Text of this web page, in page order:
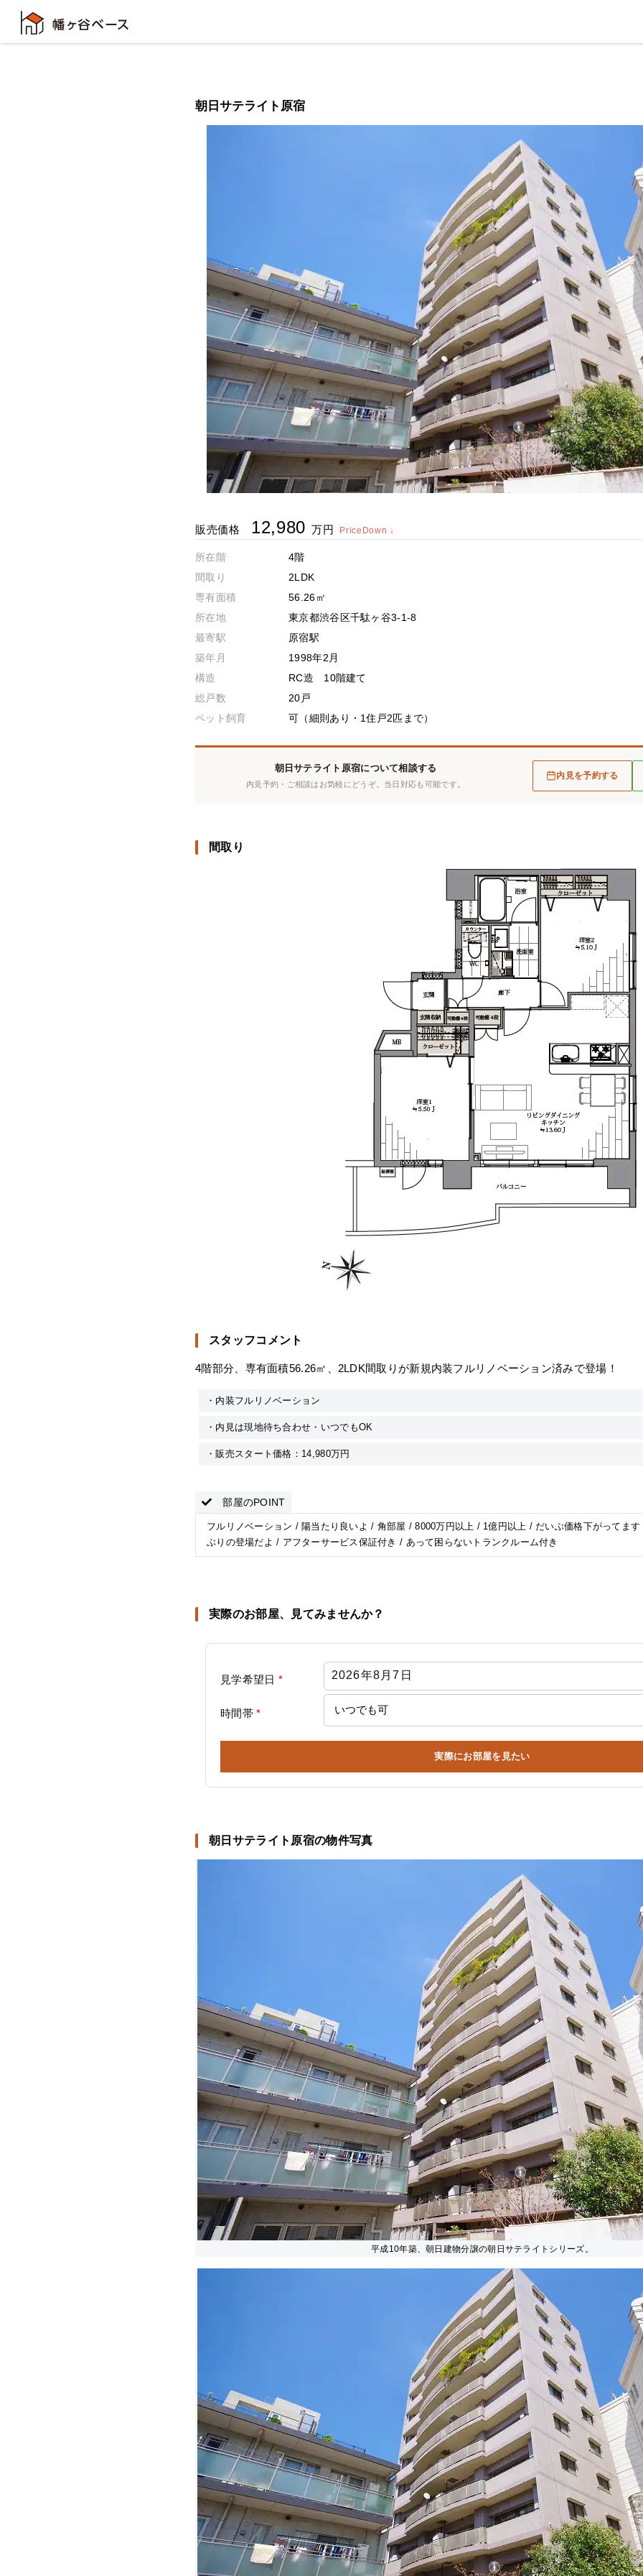
朝日サテライト原宿
販売価格 12,980 万円 PriceDown ↓
所在階
4階
間取り
2LDK
専有面積
56.26㎡
所在地
東京都渋谷区千駄ヶ谷3-1-8
最寄駅
原宿駅
築年月
1998年2月
構造
RC造 10階建て
総戸数
20戸
ペット飼育
可（細則あり・1住戸2匹まで）
朝日サテライト原宿について相談する
内見予約・ご相談はお気軽にどうぞ。当日対応も可能です。
内見を予約する
間取り
スタッフコメント
4階部分、専有面積56.26㎡、2LDK間取りが新規内装フルリノベーション済みで登場！
・内装フルリノベーション
・内見は現地待ち合わせ・いつでもOK
・販売スタート価格：14,980万円
部屋のPOINT
フルリノベーション / 陽当たり良いよ / 角部屋 / 8000万円以上 / 1億円以上 / だいぶ価格下がってま
ぶりの登場だよ / アフターサービス保証付き / あって困らないトランクルーム付き
実際のお部屋、見てみませんか？
見学希望日 *
時間帯*
実際にお部屋を見たい
朝日サテライト原宿の物件写真
平成10年築、朝日建物分譲の朝日サテライトシリーズ。